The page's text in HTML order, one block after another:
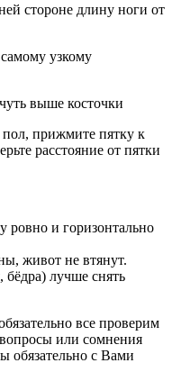
стороне длину ноги от
узкому
выше косточки
пол, прижмите пятку к
расстояние от пятки
ровно и горизонтально
живот не втянут.
лучше снять
все проверим
или сомнения
обязательно с Вами